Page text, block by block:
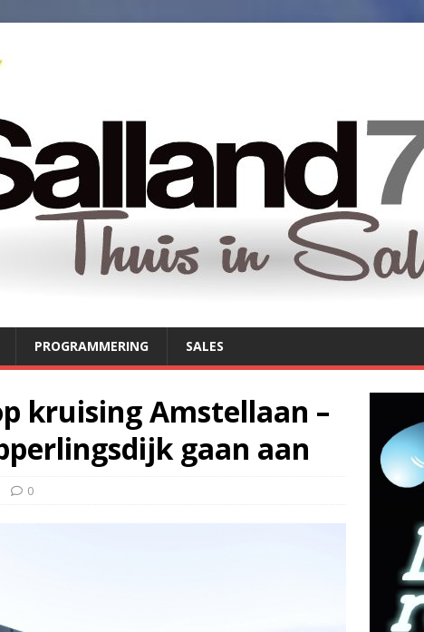
PROGRAMMERING SALES
kruising Amstellaan –
gaan aan
0